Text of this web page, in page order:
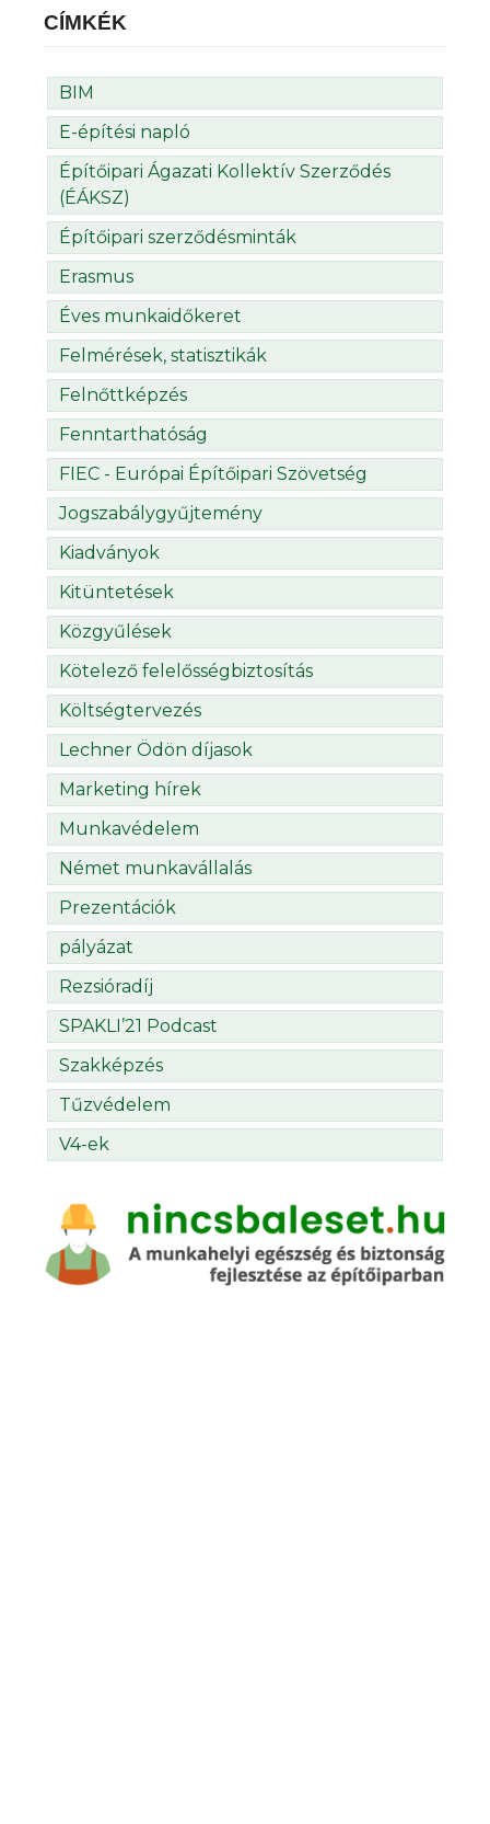
CÍMKÉK
BIM
E-építési napló
Építőipari Ágazati Kollektív Szerződés
(ÉÁKSZ)
Építőipari szerződésminták
Erasmus
Éves munkaidőkeret
Felmérések, statisztikák
Felnőttképzés
Fenntarthatóság
FIEC - Európai Építőipari Szövetség
Jogszabálygyűjtemény
Kiadványok
Kitüntetések
Közgyűlések
Kötelező felelősségbiztosítás
Költségtervezés
Lechner Ödön díjasok
Marketing hírek
Munkavédelem
Német munkavállalás
Prezentációk
pályázat
Rezsióradíj
SPAKLI’21 Podcast
Szakképzés
Tűzvédelem
V4-ek